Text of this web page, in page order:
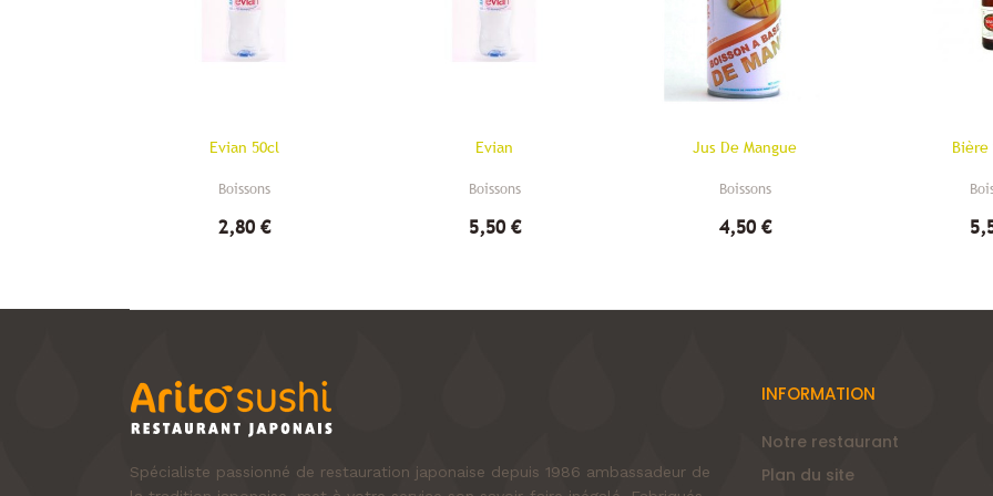
Evian 50cl
Boissons
2,80 €
Evian
Boissons
5,50 €
Jus De Mangue
Boissons
4,50 €
Bière
Spécialiste passionné de restauration japonaise depuis 1986 ambassadeur de
INFORMATION
Notre restaurant
Plan du site